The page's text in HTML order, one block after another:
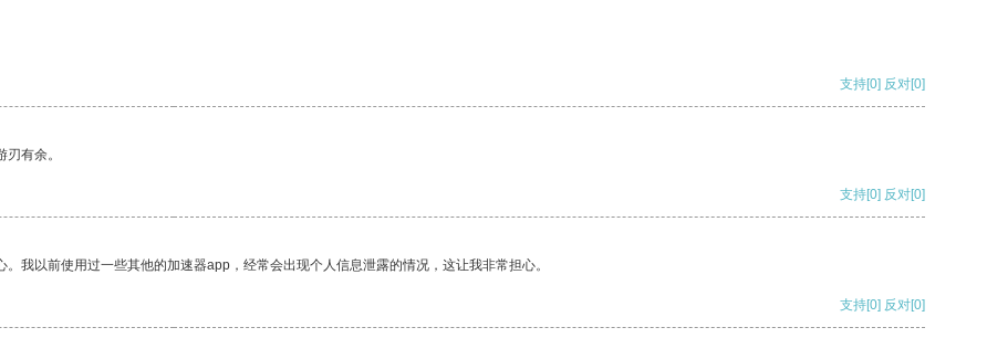
支持[0] 反对[0]
有余。
支持[0] 反对[0]
我以前使用过一些其他的加速器app，经常会出现个人信息泄露的情况，这让我非常担心。
支持[0] 反对[0]